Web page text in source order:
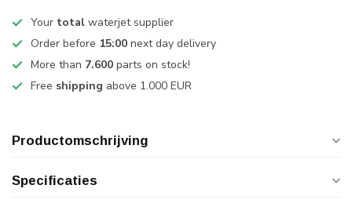
Your total waterjet supplier
Order before 15:00 next day delivery
More than 7.600 parts on stock!
Free shipping above 1.000 EUR
Productomschrijving
Specificaties